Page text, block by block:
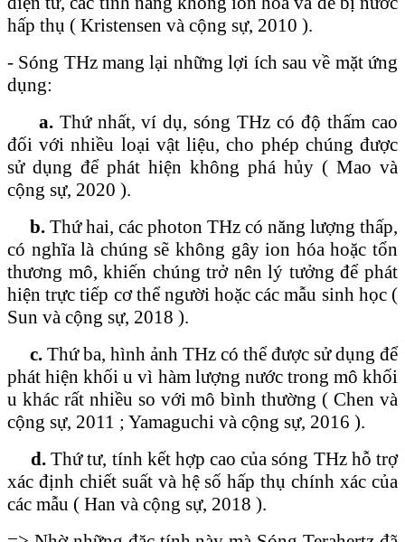
hấp thụ ( Kristensen và cộng sự, 2010 ).
- Sóng THz mang lại những lợi ích sau về mặt ứng
dụng:
a. Thứ nhất, ví dụ, sóng THz có độ thấm cao
đối với nhiều loại vật liệu, cho phép chúng được
sử dụng để phát hiện không phá hủy ( Mao và
cộng sự, 2020 ).
b. Thứ hai, các photon THz có năng lượng thấp,
có nghĩa là chúng sẽ không gây ion hóa hoặc tổn
thương mô, khiến chúng trở nên lý tưởng để phát
hiện trực tiếp cơ thể người hoặc các mẫu sinh học (
Sun và cộng sự, 2018 ).
c. Thứ ba, hình ảnh THz có thể được sử dụng để
phát hiện khối u vì hàm lượng nước trong mô khối
u khác rất nhiều so với mô bình thường ( Chen và
cộng sự, 2011 ; Yamaguchi và cộng sự, 2016 ).
d.Thứ tư, tính kết hợp cao của sóng THz hỗ trợ
xác định chiết suất và hệ số hấp thụ chính xác của
các mẫu ( Han và cộng sự, 2018 ).